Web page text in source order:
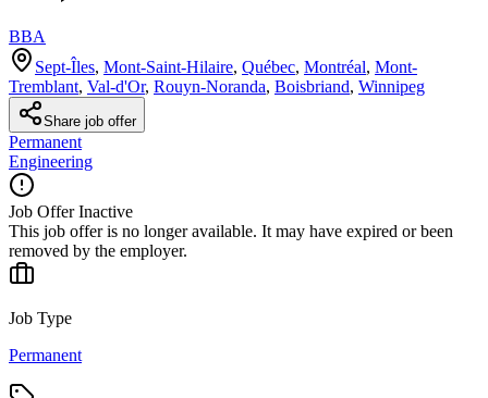
BBA
Sept-Îles, Mont-Saint-Hilaire, Québec, Montréal, Mont-
Tremblant, Val-d'Or, Rouyn-Noranda, Boisbriand, Winnipeg
Share job offer
Permanent
Engineering
Job Offer Inactive
This job offer is no longer available. It may have expired or been
removed by the employer.
Job Type
Permanent